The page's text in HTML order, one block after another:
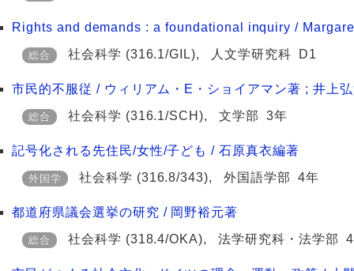
Rights and demands : a foundational inquiry /
総合 社会科学 (316.1/GIL), 人文学研究科 D1
市民的不服従 / ウィリアム・E・ショイアマン著 ; 井上
総合 社会科学 (316.1/SCH),文学部 3年
記号化される先住民/女性/子ども / 石原真衣編著
外国学 社会科学 (316.8/343),外国語学部 4年
都道府県議会選挙の研究 / 岡野裕元著
総合 社会科学 (318.4/OKA),法学研究科・法学部